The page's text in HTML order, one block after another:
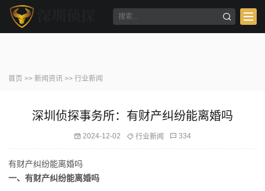
首页 >> 新闻资讯 >> 行业新闻
深圳侦探事务所：有财产纠纷能离婚吗
2024-12-02 行业新闻 334
有财产纠纷能离婚吗
一、有财产纠纷能离婚吗